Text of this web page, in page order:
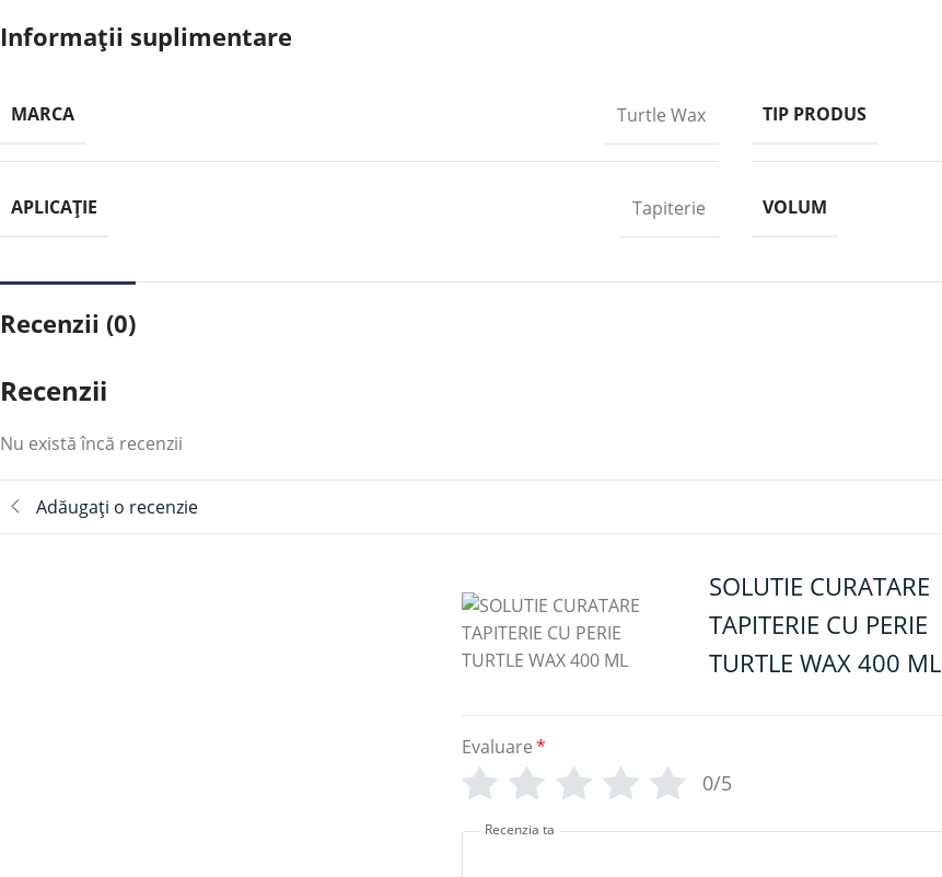
Informații suplimentare
MARCA Turtle Wax TIP PRODUS
APLICAȚIE Tapiterie VOLUM
Recenzii (0)
Recenzii
Nu există încă recenzii
Adăugați o recenzie
SOLUTIE CURATARE
TAPITERIE CU PERIE
TURTLE WAX 400 ML
Evaluare*
0/5
Recenzia ta